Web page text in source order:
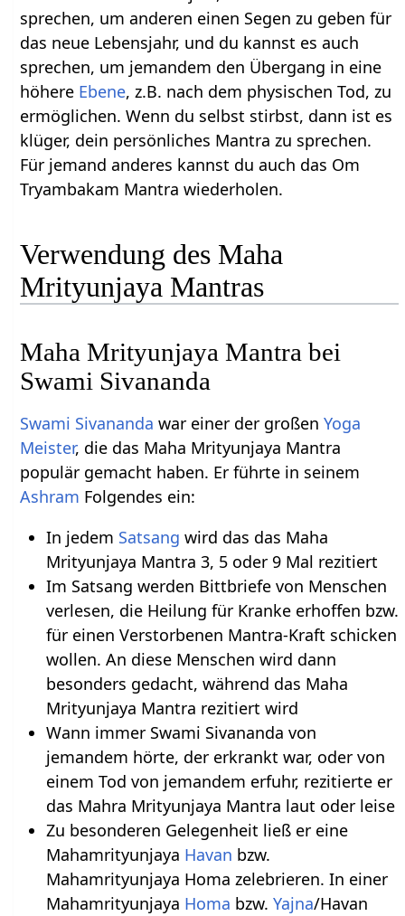
sprechen, um anderen einen Segen zu geben für
das neue Lebensjahr, und du kannst es auch
sprechen, um jemandem den Übergang in eine
höhere Ebene, z.B. nach dem physischen Tod, zu
ermöglichen. Wenn du selbst stirbst, dann ist es
klüger, dein persönliches Mantra zu sprechen.
Für jemand anderes kannst du auch das Om
Tryambakam Mantra wiederholen.
Verwendung des Maha
Mrityunjaya Mantras
Maha Mrityunjaya Mantra bei
Swami Sivananda
Swami Sivananda war einer der großenYoga
Meister, die das Maha Mrityunjaya Mantra
populär gemacht haben. Er führte in seinem
Ashram Folgendes ein:
In jedem Satsang wird das das Maha
Mrityunjaya Mantra 3, 5 oder 9 Mal rezitiert
Im Satsang werden Bittbriefe von Menschen
verlesen, die Heilung für Kranke erhoffen bzw.
für einen Verstorbenen Mantra-Kraft schicken
wollen. An diese Menschen wird dann
besonders gedacht, während das Maha
Mrityunjaya Mantra rezitiert wird
Wann immer Swami Sivananda von
jemandem hörte, der erkrankt war, oder von
einem Tod von jemandem erfuhr, rezitierte er
das Mahra Mrityunjaya Mantra laut oder leise
Zu besonderen Gelegenheit ließ er eine
Mahamrityunjaya Havan bzw.
Mahamrityunjaya Homa zelebrieren. In einer
Mahamrityunjaya Homa bzw. Yajna/Havan